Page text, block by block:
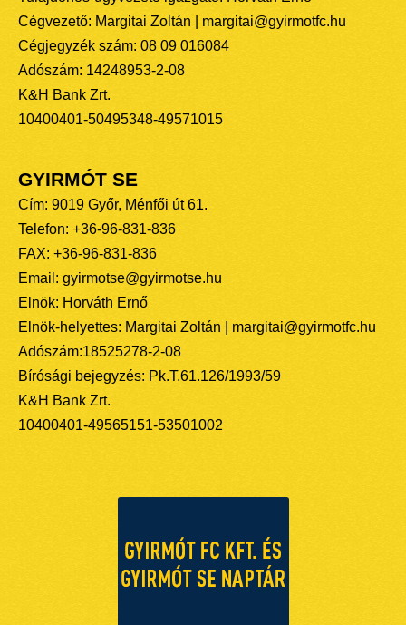
Cégvezető: Margitai Zoltán | margitai@gyirmotfc.hu
Cégjegyzék szám: 08 09 016084
Adószám: 14248953-2-08
K&H Bank Zrt.
10400401-50495348-49571015
GYIRMÓT SE
Cím: 9019 Győr, Ménfői út 61.
Telefon: +36-96-831-836
FAX: +36-96-831-836
Email: gyirmotse@gyirmotse.hu
Elnök: Horváth Ernő
Elnök-helyettes: Margitai Zoltán | margitai@gyirmotfc.hu
Adószám:18525278-2-08
Bírósági bejegyzés: Pk.T.61.126/1993/59
K&H Bank Zrt.
10400401-49565151-53501002